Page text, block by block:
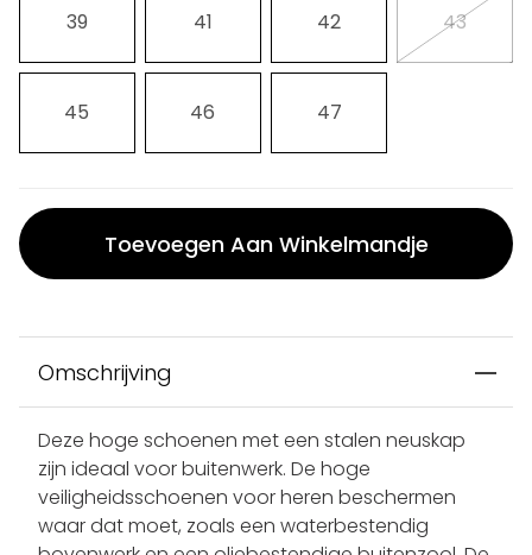
39 41 42 43
45 46 47
Toevoegen Aan Winkelmandje
Omschrijving
Deze hoge schoenen met een stalen neuskap
zijn ideaal voor buitenwerk. De hoge
veiligheidsschoenen voor heren beschermen
waar dat moet, zoals een waterbestendig